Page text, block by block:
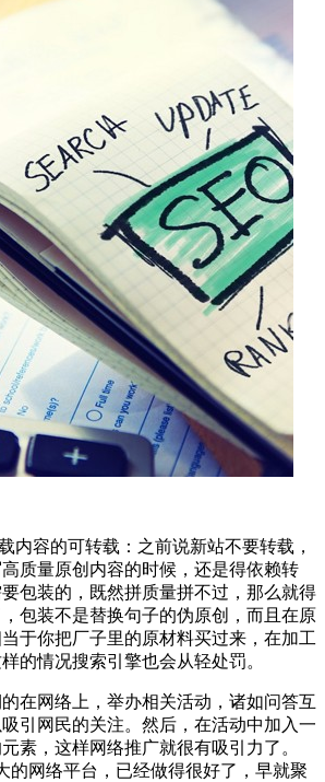
内容的可转载：之前说新站不要转载，
质量原创内容的时候，还是得依赖转
包装的，既然拼质量拼不过，那么就得
包装不是替换句子的伪原创，而且在原
于你把厂子里的原材料买过来，在加工
的情况搜索引擎也会从轻处罚。
在网络上，举办相关活动，诸如问答互
引网民的关注。然后，在活动中加入一
素，这样网络推广就很有吸引力了。
的网络平台，已经做得很好了，早就聚